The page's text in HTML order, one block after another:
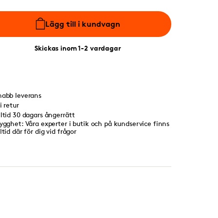
Lägg till i kundvagn
Skickas inom 1-2 vardagar
leverans
retur
30 dagars ångerrätt
Våra experter i butik och på kundservice finns
där för dig vid frågor